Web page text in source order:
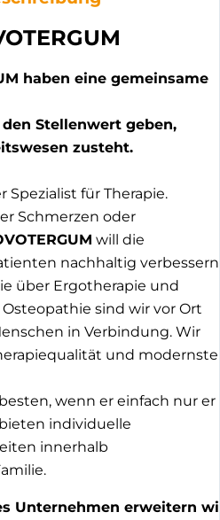
haben eine gemeinsame
Stellenwert geben,
zusteht.
Spezialist für Therapie.
Schmerzen oder
will die
nachhaltig
über Ergotherapie und
sind wir vor Ort
in Verbindung. Wir
und modernste
wenn er einfach nur er
individuelle
innerhalb
Unternehmen erweitern